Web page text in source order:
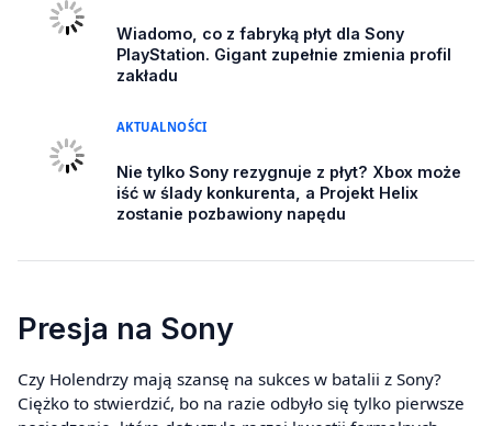
Wiadomo, co z fabryką płyt dla Sony
PlayStation. Gigant zupełnie zmienia profil
zakładu
AKTUALNOŚCI
Nie tylko Sony rezygnuje z płyt? Xbox może
iść w ślady konkurenta, a Projekt Helix
zostanie pozbawiony napędu
Presja na Sony
Czy Holendrzy mają szansę na sukces w batalii z Sony?
Ciężko to stwierdzić, bo na razie odbyło się tylko pierwsze